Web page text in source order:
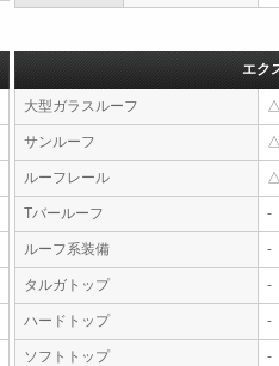
エク
大型ガラスルーフ △
サンルーフ △
ルーフレール △
Tバールーフ -
ルーフ系装備 -
タルガトップ -
ハードトップ -
ソフトトップ -